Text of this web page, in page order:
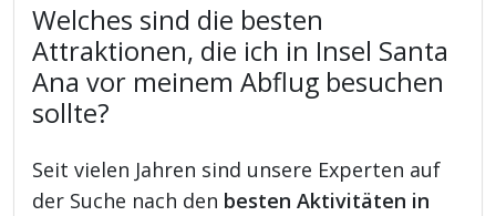
Welches sind die besten
Attraktionen, die ich in Insel Santa
Ana vor meinem Abflug besuchen
sollte?
Seit vielen Jahren sind unsere Experten auf
der Suche nach den besten Aktivitäten in